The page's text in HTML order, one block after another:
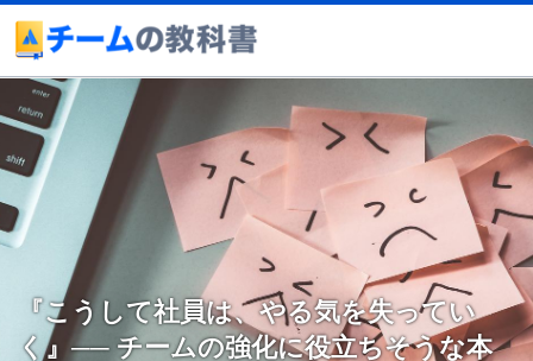
『こうして社員は、やる気を失ってい
く』── チームの強化に役立ちそうな本